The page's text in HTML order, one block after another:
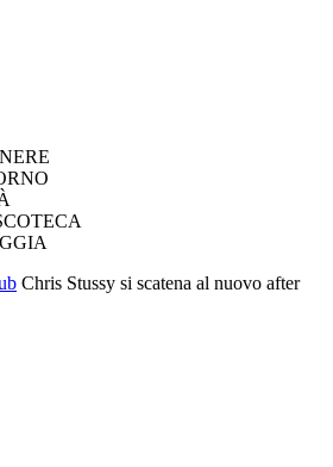
Chris Stussy si scatena al nuovo after